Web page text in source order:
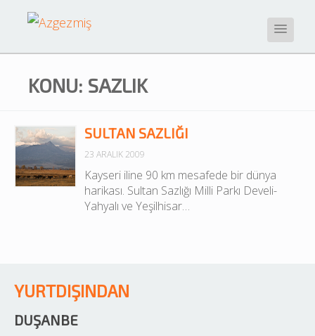
KONU: SAZLIK
SULTAN SAZLIĞI
23 ARALIK 2009
Kayseri iline 90 km mesafede bir dünya
harikası. Sultan Sazlığı Milli Parkı Develi-
Yahyalı ve Yeşilhisar…
YURTDIŞINDAN
DUŞANBE